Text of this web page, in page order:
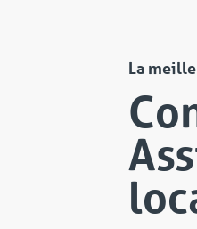
La